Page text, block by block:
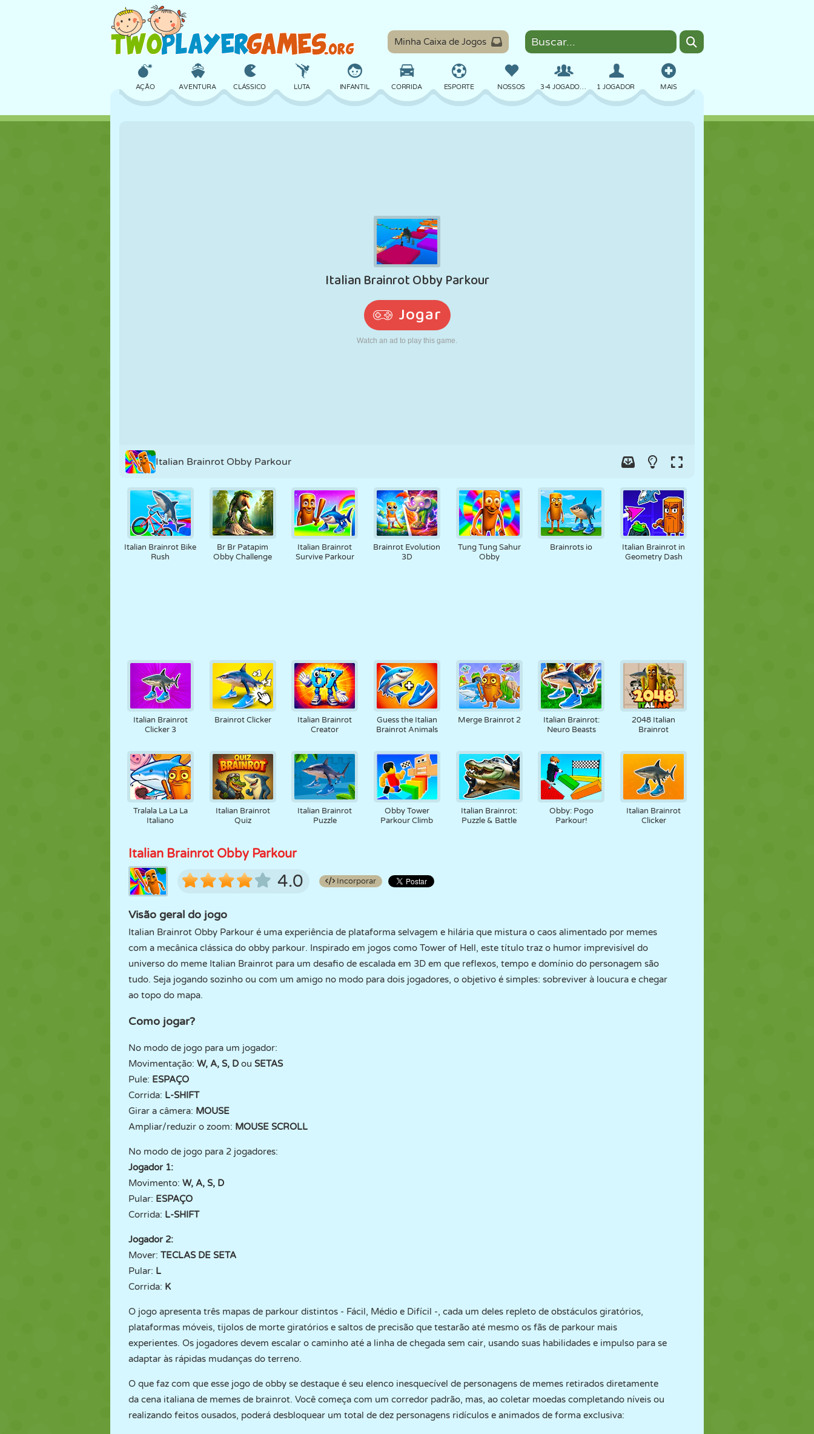
Minha Caixa de Jogos
MAIS
AÇÃO AVENTURA CLÁSSICO LUTA INFANTIL CORRIDA ESPORTE NOSSOS 3-4 JOGADORES 1 JOGADOR
MONSTRO
ROBÔ CORRER ESCOLA
VELHA
Italian Brainrot Obby Parkour
Italian Brainrot Bike
Rush
Br Br Patapim
Obby Challenge
Italian Brainrot
Survive Parkour
Brainrot Evolution
3D
Tung Tung Sahur
Obby
Brainrots io
Italian Brainrot in
Geometry Dash
Italian Brainrot
Clicker 3
Brainrot Clicker
Italian Brainrot
Creator
Guess the Italian
Brainrot Animals
Merge Brainrot 2
Italian Brainrot:
Neuro Beasts
2048 Italian
Brainrot
Tralala La La La
Italiano
Italian Brainrot
Quiz
Italian Brainrot
Puzzle
Obby Tower
Parkour Climb
Italian Brainrot:
Puzzle & Battle
Obby: Pogo
Parkour!
Italian Brainrot
Clicker
Italian Brainrot Obby Parkour
4.0 Incorporar
Visão geral do jogo
Italian Brainrot Obby Parkour é uma experiência de plataforma selvagem e hilária que mistura o caos alimentado por memes
com a mecânica clássica do obby parkour. Inspirado em jogos como Tower of Hell, este título traz o humor imprevisível do
universo do meme Italian Brainrot para um desafio de escalada em 3D em que reflexos, tempo e domínio do personagem são
tudo. Seja jogando sozinho ou com um amigo no modo para dois jogadores, o objetivo é simples: sobreviver à loucura e chegar
ao topo do mapa.
Como jogar?
No modo de jogo para um jogador:
Movimentação: W, A, S, D ou SETAS
Pule: ESPAÇO
Corrida: L-SHIFT
Girar a câmera: MOUSE
Ampliar/reduzir o zoom: MOUSE SCROLL
No modo de jogo para 2 jogadores:
Jogador 1:
Movimento: W, A, S, D
Pular: ESPAÇO
Corrida: L-SHIFT
Jogador 2:
Mover: TECLAS DE SETA
Pular: L
Corrida: K
O jogo apresenta três mapas de parkour distintos - Fácil, Médio e Difícil -, cada um deles repleto de obstáculos giratórios,
plataformas móveis, tijolos de morte giratórios e saltos de precisão que testarão até mesmo os fãs de parkour mais
experientes. Os jogadores devem escalar o caminho até a linha de chegada sem cair, usando suas habilidades e impulso para se
adaptar às rápidas mudanças do terreno.
O que faz com que esse jogo de obby se destaque é seu elenco inesquecível de personagens de memes retirados diretamente
da cena italiana de memes de brainrot. Você começa com um corredor padrão, mas, ao coletar moedas completando níveis ou
realizando feitos ousados, poderá desbloquear um total de dez personagens ridículos e animados de forma exclusiva: